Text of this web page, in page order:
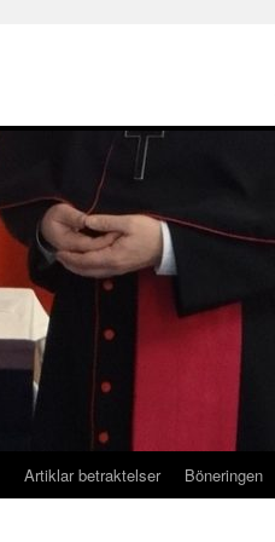
Artiklar betraktelser Böneringen